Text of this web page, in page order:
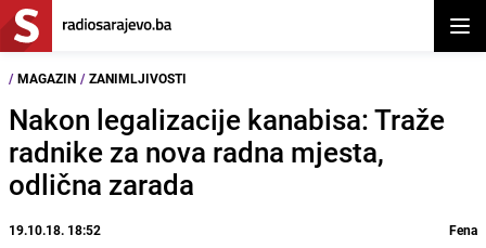
/ MAGAZIN / ZANIMLJIVOSTI
Nakon legalizacije kanabisa: Traže
radnike za nova radna mjesta,
odlična zarada
19.10.18. 18:52 Fena